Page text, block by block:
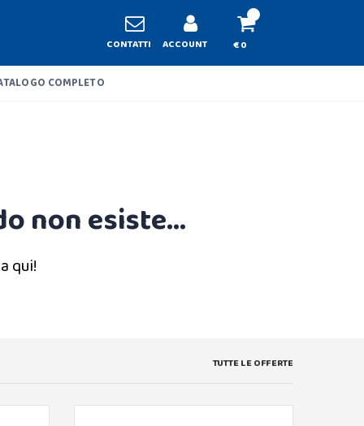
CONTATTI ACCOUNT € 0
COMPLETO
non esiste...
qui!
TUTTE LE OFFERTE